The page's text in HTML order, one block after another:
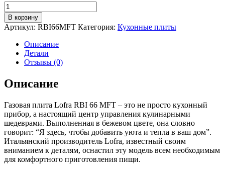
Количество
товара
Газовая
плита
Lofra
Dolcevita
RBI
MFT
бежевый
В корзину
Артикул: RBI66MFT Категория: Кухонные плиты
Описание
Детали
Отзывы (0)
Описание
Газовая плита Lofra RBI 66 MFT – это не просто кухонный
прибор, а настоящий центр управления кулинарными
шедеврами. Выполненная в бежевом цвете, она словно
говорит: “Я здесь, чтобы добавить уюта и тепла в ваш дом”.
Итальянский производитель Lofra, известный своим
вниманием к деталям, оснастил эту модель всем необходимым
для комфортного приготовления пищи.